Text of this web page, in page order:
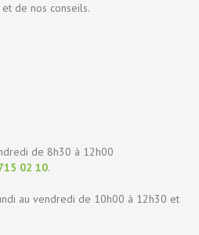
de nos conseils.
de 8h30 à 12h00
02 10.
au vendredi de 10h00 à 12h30 et